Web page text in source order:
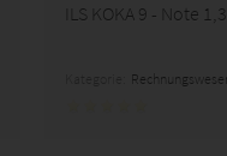
ILS KOKA 9 - Note 1,3